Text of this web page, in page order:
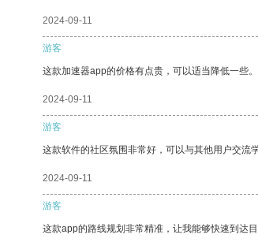
2024-09-11
游客
这款加速器app的价格有点贵，可以适当降低一些
2024-09-11
游客
这款软件的社区氛围非常好，可以与其他用户交流
2024-09-11
游客
这款app的路线规划非常精准，让我能够快速到达目